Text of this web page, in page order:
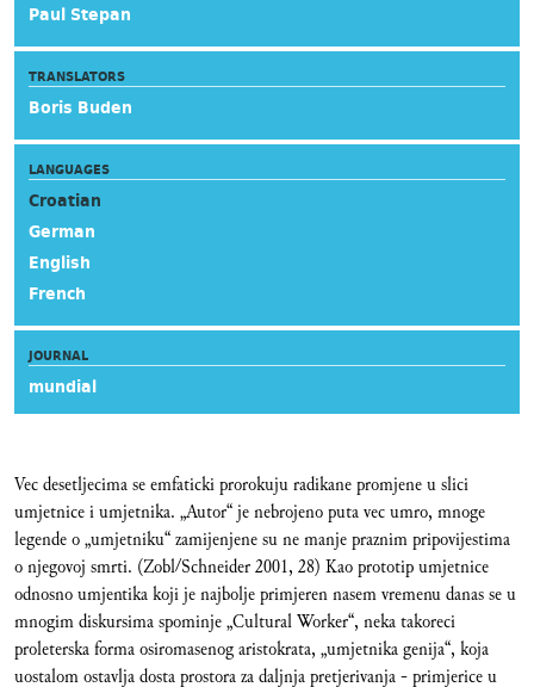
Paul Stepan
TRANSLATORS
Boris Buden
LANGUAGES
Croatian
German
English
French
JOURNAL
mundial
Vec desetljecima se emfaticki prorokuju radikane promjene u slici
umjetnice i umjetnika. „Autor“ je nebrojeno puta vec umro, mnoge
legende o „umjetniku“ zamijenjene su ne manje praznim pripovijestima
o njegovoj smrti. (Zobl/Schneider 2001, 28) Kao prototip umjetnice
odnosno umjentika koji je najbolje primjeren nasem vremenu danas se u
mnogim diskursima spominje „Cultural Worker“, neka takoreci
proleterska forma osiromasenog aristokrata, „umjetnika genija“, koja
uostalom ostavlja dosta prostora za daljnja pretjerivanja - primjerice u